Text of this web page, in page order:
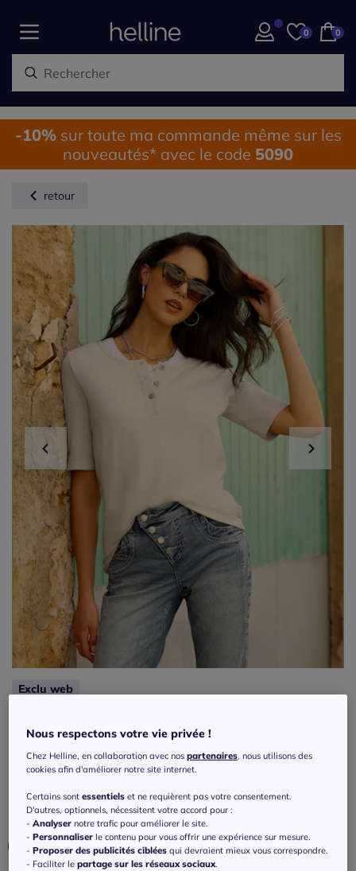
0 0
-10%sur toute ma commande même sur les
nouveautés* avec le code 5090
retour
Exclu web
manches courtes
Réf : 473.581.005 4.5
Couleur :sable
Nous respectons votre vie privée !
Chez Helline, en collaboration avec nospartenaires, nous utilisons des
cookies afin d'améliorer notre site internet.
Certains sontessentiels et ne requièrent pas votre consentement.
D'autres, optionnels, nécessitent votre accord pour :
-Analyser notre trafic pour améliorer le site.
-Personnaliser le contenu pour vous offrir une expérience sur mesure.
-Proposer des publicités ciblées qui devraient mieux vous correspondre.
- Faciliter lepartage sur les réseaux sociaux.